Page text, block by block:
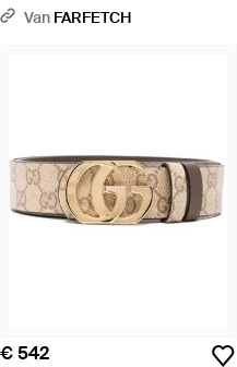
Naturel
Van FARFETCH
€ 542